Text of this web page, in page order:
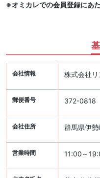
※オミカレでの会員登録にあ
会社情報 株式会社
郵便番号 372-0818
会社住所 群馬県伊
営業時間 11:00～